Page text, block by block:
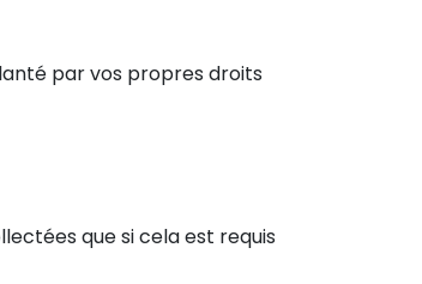
par vos propres droits
que si cela est requis